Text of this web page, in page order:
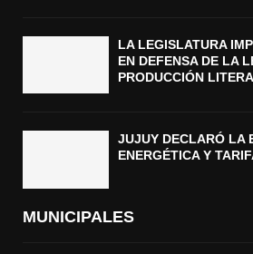
LA LEGISLATURA
EN DEFENSA DE LA
PRODUCCIÓN
JUJUY DECLARÓ LA
ENERGÉTICA Y
MUNICIPALES